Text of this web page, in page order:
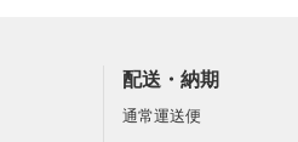
配送・納期
通常運送便